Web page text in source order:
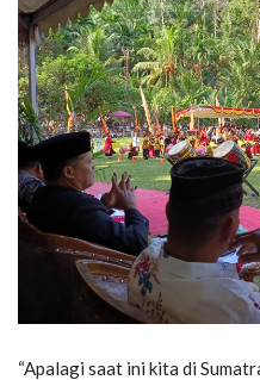
“Apalagi saat ini kita di